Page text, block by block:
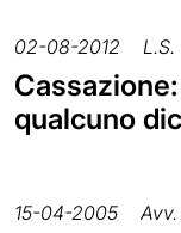
02-08-2012 L.S.
qualcuno
15-04-2005